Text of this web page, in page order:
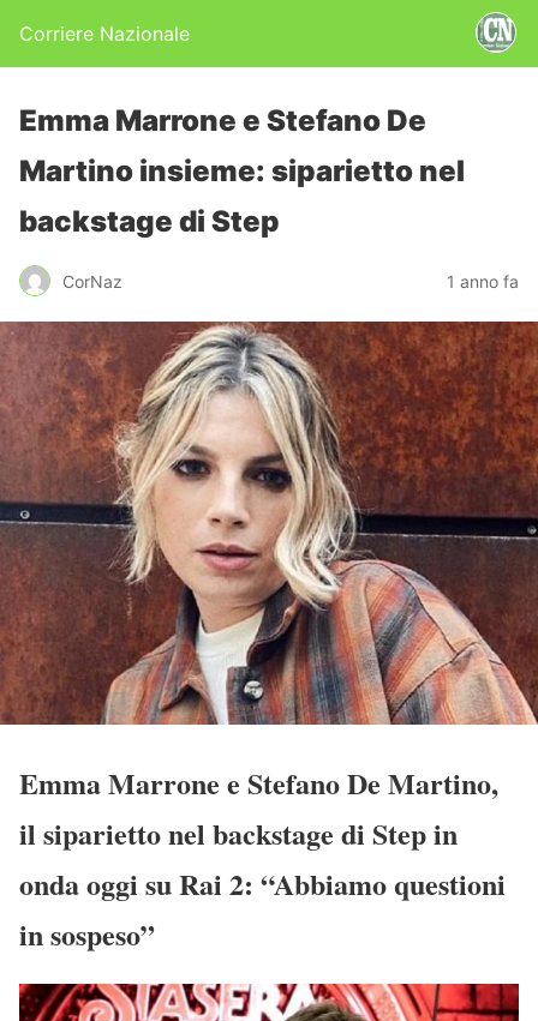
Corriere Nazionale
Emma Marrone e Stefano De
Martino insieme: siparietto nel
backstage di Step
CorNaz 1 anno fa
Emma Marrone e Stefano De Martino,
il siparietto nel backstage di Step in
onda oggi su Rai 2: “Abbiamo questioni
in sospeso”